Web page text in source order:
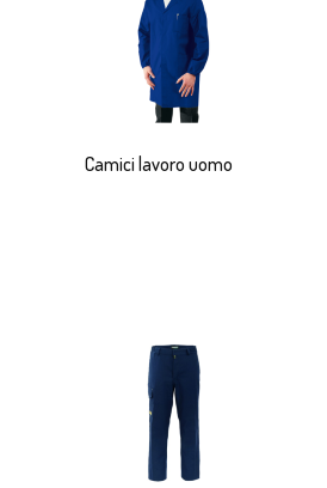
Camici lavoro uomo